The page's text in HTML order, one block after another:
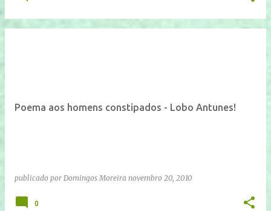
Poema aos homens constipados - Lobo Antunes!
publicado por Domingos Moreira novembro 20, 2010
0